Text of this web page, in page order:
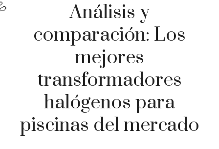
Análisis y
comparación: Los
mejores
transformadores
halógenos para
piscinas del mercado